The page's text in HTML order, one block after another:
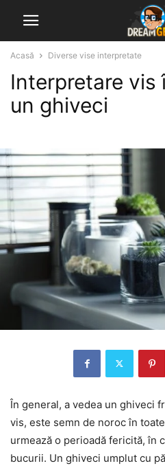
Acasă Diverse vise interpretate
Interpretare vis
un ghiveci
În general, a vedea un ghiveci
vis, este semn de noroc în
urmează o perioadă fericită, în
bucurii. Un ghiveci umplut cu